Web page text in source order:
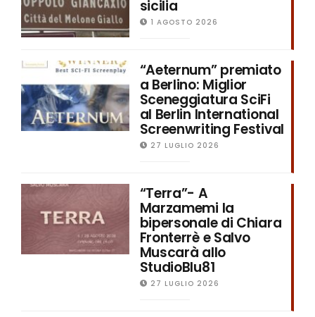
sicilia
1 AGOSTO 2026
“Aeternum” premiato
a Berlino: Miglior
Sceneggiatura SciFi
al Berlin International
Screenwriting Festival
27 LUGLIO 2026
“Terra”- A
Marzamemi la
bipersonale di Chiara
Fronterrè e Salvo
Muscarà allo
StudioBlu81
27 LUGLIO 2026